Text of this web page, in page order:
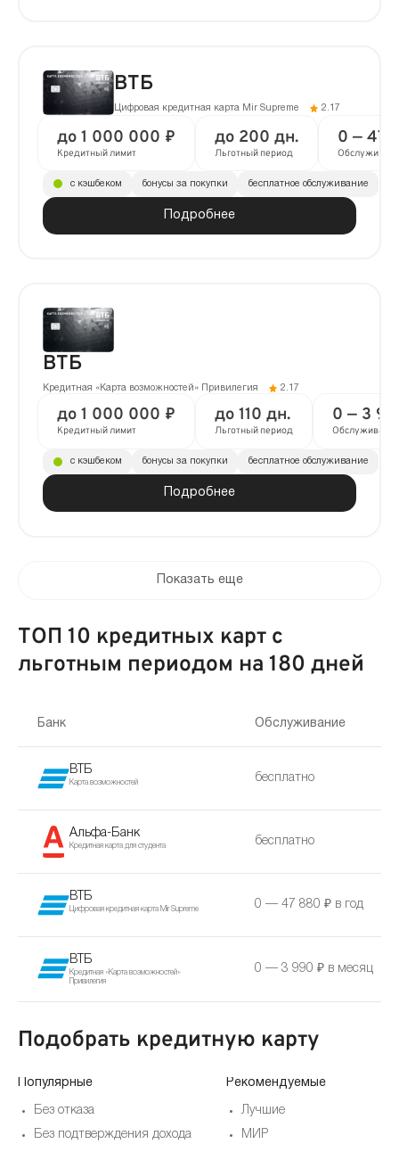
ВТБ
Цифровая кредитная карта Mir Supreme 2.17
до 1 000 000 ₽
Кредитный лимит
до 200 дн.
Льготный период
0 — 47
Подробнее
с кэшбеком бонусы за покупки бесплатное обслуживание
ВТБ
Кредитная «Карта возможностей» Привилегия 2.17
до 1 000 000 ₽
Кредитный лимит
до 110 дн.
Льготный период
0 — 3
Обслуживание
Подробнее
с кэшбеком бонусы за покупки бесплатное обслуживание
Показать еще
ТОП 10 кредитных карт с
льготным периодом на 180 дней
Банк Обслуживание
ВТБ
Карта возможностей бесплатно
Альфа-Банк
Кредитная карта для студента бесплатно
ВТБ
Цифровая кредитная карта Mir Supreme 0 — 47 880 ₽ в год
ВТБ
Кредитная «Карта возможностей»
Привилегия
0 — 3 990 ₽ в месяц
Подобрать кредитную карту
Популярные
Без отказа
Без подтверждения дохода
Рекомендуемые
Лучшие
МИР